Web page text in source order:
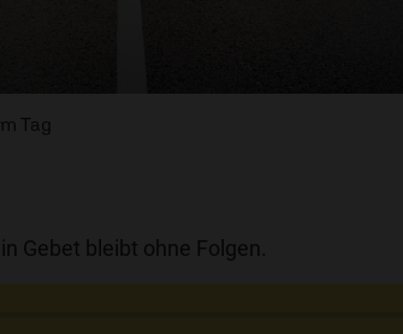
Tag
Gebet bleibt ohne Folgen.